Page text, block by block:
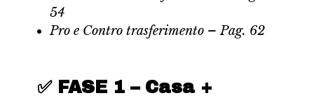
54
Pro e Contro trasferimento – Pag. 62
✅ FASE 1 – Casa +